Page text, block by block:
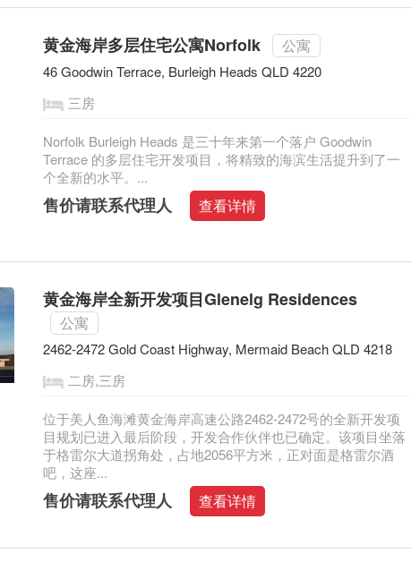
黄金海岸多层住宅公寓Norfolk 公寓
46 Goodwin Terrace, Burleigh Heads QLD 4220
三房
Norfolk Burleigh Heads 是三十年来第一个落户 Goodwin
Terrace 的多层住宅开发项目，将精致的海滨生活提升到了一
个全新的水平。...
售价请联系代理人 查看详情
黄金海岸全新开发项目Glenelg Residences
公寓
2462-2472 Gold Coast Highway, Mermaid Beach QLD 4218
二房,三房
位于美人鱼海滩黄金海岸高速公路2462-2472号的全新开发项
目规划已进入最后阶段，开发合作伙伴也已确定。该项目坐落
于格雷尔大道拐角处，占地2056平方米，正对面是格雷尔酒
吧，这座...
售价请联系代理人 查看详情